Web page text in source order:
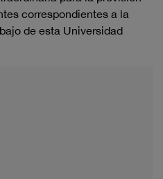
correspondientes a la
de esta Universidad